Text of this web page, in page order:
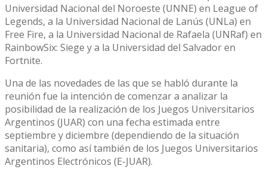
Universidad Nacional del Noroeste (UNNE) en League of
Legends, a la Universidad Nacional de Lanús (UNLa) en
Free Fire, a la Universidad Nacional de Rafaela (UNRaf) en
RainbowSix: Siege y a la Universidad del Salvador en
Fortnite.
Una de las novedades de las que se habló durante la
reunión fue la intención de comenzar a analizar la
posibilidad de la realización de los Juegos Universitarios
Argentinos (JUAR) con una fecha estimada entre
septiembre y diciembre (dependiendo de la situación
sanitaria), como así también de los Juegos Universitarios
Argentinos Electrónicos (E-JUAR).